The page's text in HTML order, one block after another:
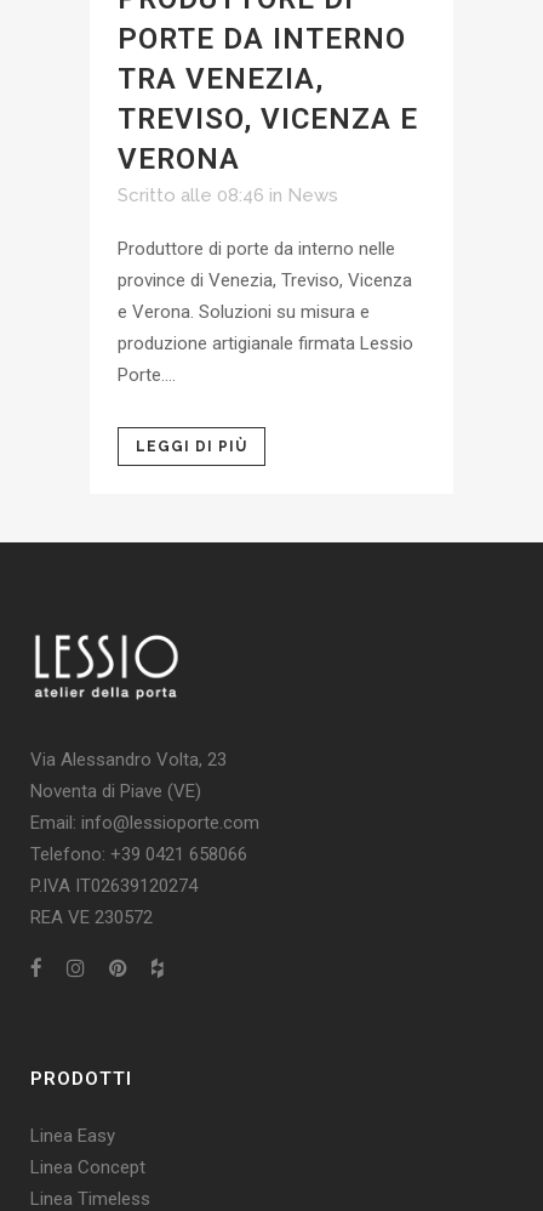
PORTE DA INTERNO
TRA VENEZIA,
TREVISO, VICENZA E
VERONA
Scritto alle 08:46 in News
Produttore di porte da interno nelle
province di Venezia, Treviso, Vicenza
e Verona. Soluzioni su misura e
produzione artigianale firmata Lessio
Porte....
LEGGI DI PIÙ
Via Alessandro Volta, 23
Noventa di Piave (VE)
Email: info@lessioporte.com
Telefono: +39 0421 658066
P.IVA IT02639120274
REA VE 230572
PRODOTTI
Linea Easy
Linea Concept
Linea Timeless